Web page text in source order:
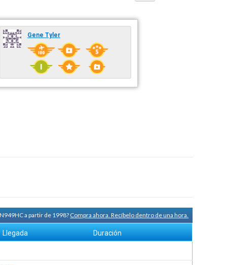
Gene Tyler
a partir de 1998?Compra ahora. Recíbelo dentro de una hora.
Llegada Duración